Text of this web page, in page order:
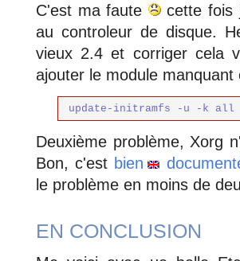
C'est ma faute
cette fois
au controleur de disque.
vieux 2.4 et corriger cela
ajouter le module
update-initramfs -u -k all
Deuxième problème, Xorg
Bon, c'est bien
le problème en moins de
EN CONCLUSION